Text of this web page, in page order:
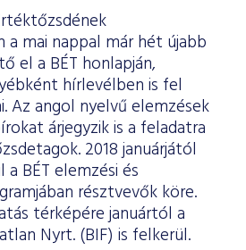
a mai nappal már hét újabb
el a BÉT honlapján,
hírlevélben is fel
Az angol nyelvű elemzések
árjegyzik is a feladatra
2018 januárjától
a BÉT elemzési és
résztvevők köre.
térképére januártól a
Nyrt. (BIF) is felkerül.